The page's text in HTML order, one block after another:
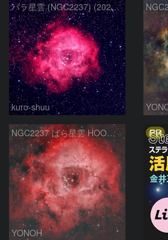
バラ星雲 (NGC2237) (2026/02/15他2夜)
kuro-shuu
NGC2237 ばら星雲 HOO合成
YONOH
PR